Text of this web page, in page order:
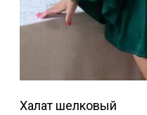
Халат шелковый